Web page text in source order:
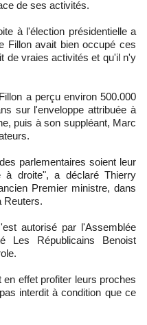
de ses activités.
à l'élection présidentielle a
Fillon avait bien occupé ces
de vraies activités et qu'il n'y
a perçu environ 500.000
sur l'enveloppe attribuée à
puis à son suppléant, Marc
parlementaires soient leur
à droite", a déclaré Thierry
Premier ministre, dans
Reuters.
autorisé par l'Assemblée
Les Républicains Benoist
effet profiter leurs proches
interdit à condition que ce